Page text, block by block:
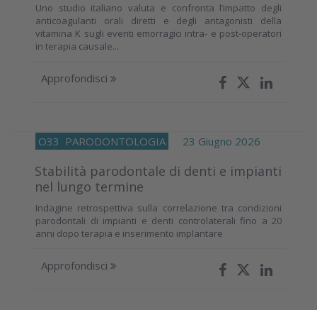
Uno studio italiano valuta e confronta l’impatto degli
anticoagulanti orali diretti e degli antagonisti della
vitamina K sugli eventi emorragici intra- e post-operatori
in terapia causale...
Approfondisci
O33 PARODONTOLOGIA 23 Giugno 2026
Stabilità parodontale di denti e impianti
nel lungo termine
Indagine retrospettiva sulla correlazione tra condizioni
parodontali di impianti e denti controlaterali fino a 20
anni dopo terapia e inserimento implantare
Approfondisci